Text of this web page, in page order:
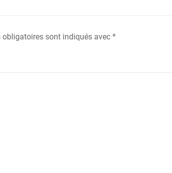
obligatoires sont indiqués avec *